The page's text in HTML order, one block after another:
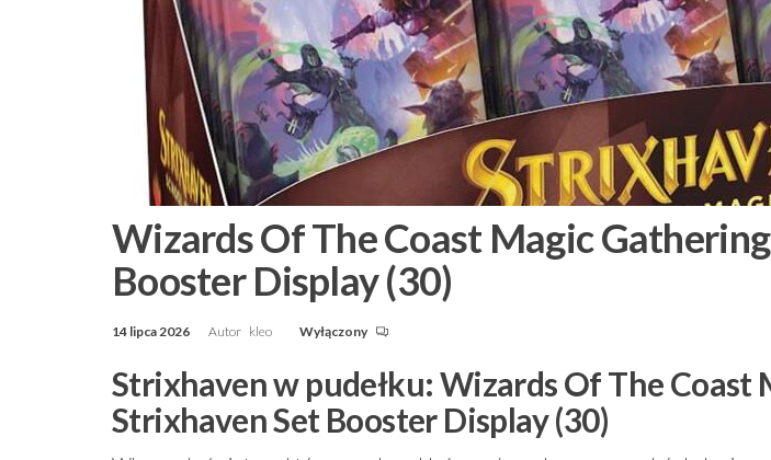
Wizards Of The Coast Magic
Booster Display (30)
14 lipca 2026 Autor kleo Wyłączony
Strixhaven w pudełku: Wizards Of The Coast
Strixhaven Set Booster Display (30)